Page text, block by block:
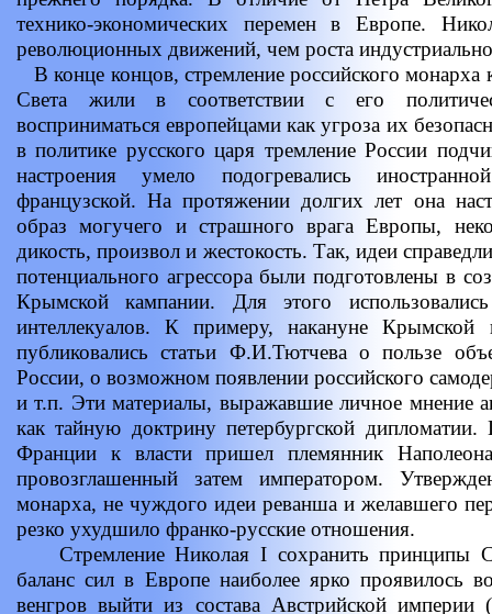
технико-экономических перемен в Европе.
революционных движений, чем роста
В конце концов, стремление российского
Света жили в соответствии с его
восприниматься европейцами как угроза их
в политике русского царя тремление России
настроения умело подогревались
французской. На протяжении долгих лет она
образ могучего и страшного врага Европы,
дикость, произвол и жестокость. Так, идеи
потенциального агрессора были подготовлены в
Крымской кампании. Для этого
интеллекуалов. К примеру, накануне
публиковались статьи Ф.И.Тютчева о пользе
России, о возможном появлении российского
и т.п. Эти материалы, выражавшие личное мнение
как тайную доктрину петербургской
Франции к власти пришел племянник
провозглашенный затем императором.
монарха, не чуждого идеи реванша и желавшего
резко ухудшило франко-русские отношения.
Стремление Николая I сохранить принципы
баланс сил в Европе наиболее ярко проявилось
венгров выйти из состава Австрийской империи